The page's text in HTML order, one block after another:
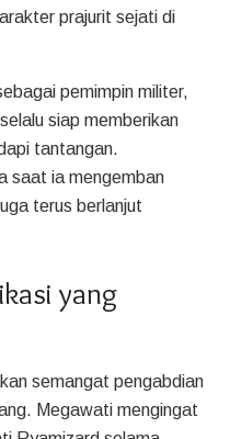
prajurit sejati di
pemimpin militer,
siap memberikan
tantangan.
saat ia mengemban
terus berlanjut
yang
semangat pengabdian
Megawati mengingat